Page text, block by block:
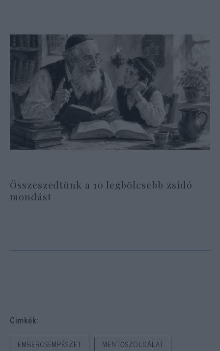
Összeszedtünk a 10 legbölcsebb zsidó
mondást
Cimkék:
EMBERCSEMPÉSZET MENTŐSZOLGÁLAT